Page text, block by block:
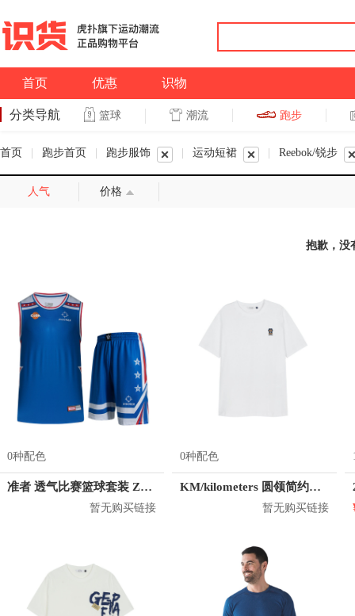
首页 优惠 识物
分类导航 篮球 潮流 跑步
首页 跑步首页 跑步服饰 运动短裙 Reebok/锐步
人气 价格
抱歉，没
0种配色
准者 透气比赛篮球套装 Z118210177
暂无购买链接
0种配色
KM/kilometers 圆领简约短袖T恤 M2X2108073
暂无购买链接